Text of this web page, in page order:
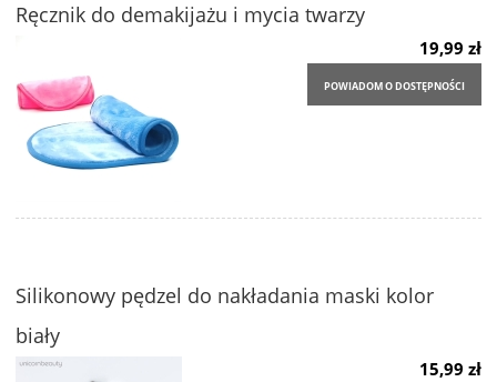
Ręcznik do demakijażu i mycia twarzy
19,99 zł
POWIADOM O DOSTĘPNOŚCI
Silikonowy pędzel do nakładania maski kolor
biały
15,99 zł